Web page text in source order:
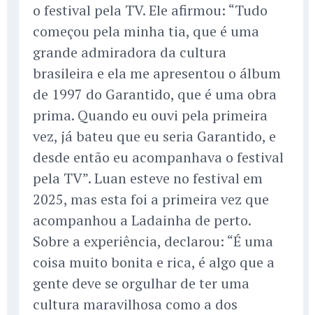
o festival pela TV. Ele afirmou: “Tudo
começou pela minha tia, que é uma
grande admiradora da cultura
brasileira e ela me apresentou o álbum
de 1997 do Garantido, que é uma obra
prima. Quando eu ouvi pela primeira
vez, já bateu que eu seria Garantido, e
desde então eu acompanhava o festival
pela TV”. Luan esteve no festival em
2025, mas esta foi a primeira vez que
acompanhou a Ladainha de perto.
Sobre a experiência, declarou: “É uma
coisa muito bonita e rica, é algo que a
gente deve se orgulhar de ter uma
cultura maravilhosa como a dos